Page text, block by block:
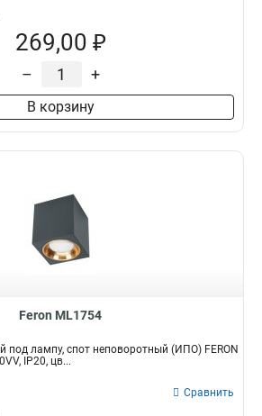
269,00 ₽
– +
В корзину
Feron ML1754
под лампу, спот неповоротный (ИПО) FERON
IP20, цв...
Сравнить